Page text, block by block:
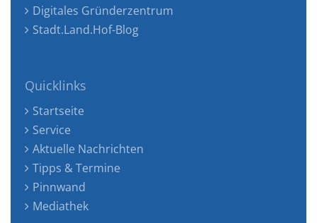
Digitales Gründerzentrum
Stadt.Land.Hof-Blog
Quicklinks
Startseite
Service
Aktuelle Nachrichten
Tipps & Termine
Pinnwand
Mediathek